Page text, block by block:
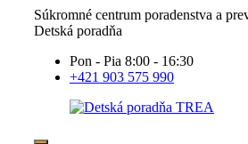
Súkromné centrum poradenstva a
Detská poradňa
Pon - Pia 8:00 - 16:30
+421 903 575 990